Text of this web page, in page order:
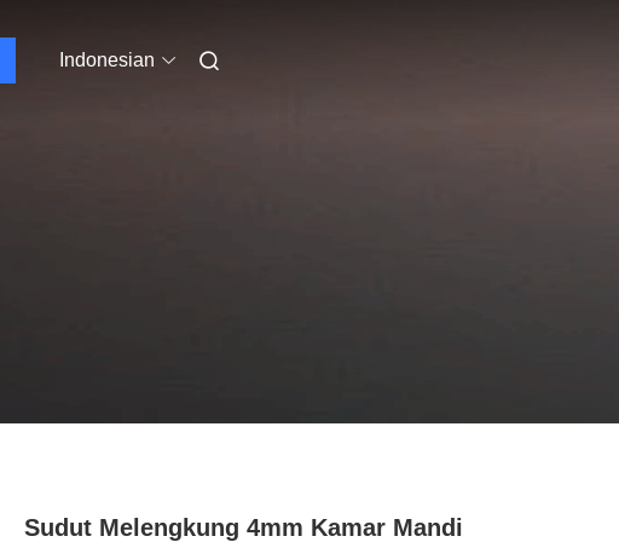
Indonesian
Sudut Melengkung 4mm Kamar Mandi